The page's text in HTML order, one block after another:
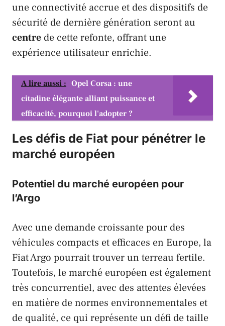
une connectivité accrue et des dispositifs de
sécurité de dernière génération seront au
centre de cette refonte, offrant une
expérience utilisateur enrichie.
A lire aussi : Opel Corsa : une
citadine élégante alliant puissance et
efficacité, pourquoi l'adopter ?
Les défis de Fiat pour pénétrer le
marché européen
Potentiel du marché européen pour
l’Argo
Avec une demande croissante pour des
véhicules compacts et efficaces en Europe, la
Fiat Argo pourrait trouver un terreau fertile.
Toutefois, le marché européen est également
très concurrentiel, avec des attentes élevées
en matière de normes environnementales et
de qualité, ce qui représente un défi de taille